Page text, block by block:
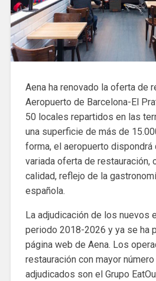
Aena ha renovado la oferta de
Aeropuerto de Barcelona-El
50 locales repartidos en las
una superficie de más de
forma, el aeropuerto dispondrá
variada oferta de restauración,
calidad, reflejo de la
española.
La adjudicación de los nuevos
periodo 2018-2026 y ya se ha
página web de Aena. Los
restauración con mayor
adjudicados son el Grupo